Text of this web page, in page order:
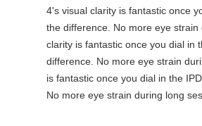
4's visual clarity is fantastic once
the difference. No more eye
clarity is fantastic once you dial in
difference. No more eye strain
is fantastic once you dial in the
No more eye strain during long